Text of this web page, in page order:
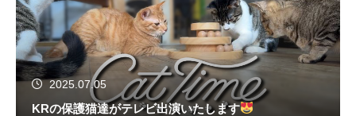
2025.07.05
KRの保護猫達がテレビ出演いたします